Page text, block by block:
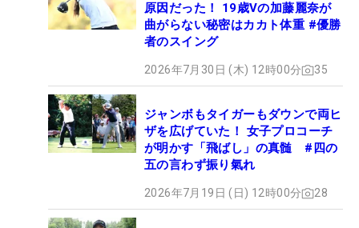
原因だった！ 19歳Vの加藤麗奈が
曲がらない秘密はカカト体重 #優勝
者のスイング
2026年7月30日 (木) 12時00分 35
ジャンボもタイガーもダウンで両ヒ
ザを広げていた！ 女子プロコーチ
が明かす「飛ばし」の真髄 #四の
五の言わず振り氣れ
2026年7月19日 (日) 12時00分 28